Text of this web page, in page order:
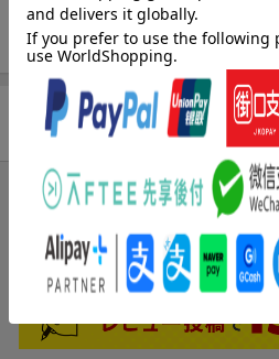
／人と動物／剥製／大竹利絵子／カ
ト・アート〔ほか〕
商品レビュー
ブックスのレビュー
まだレビューがあ